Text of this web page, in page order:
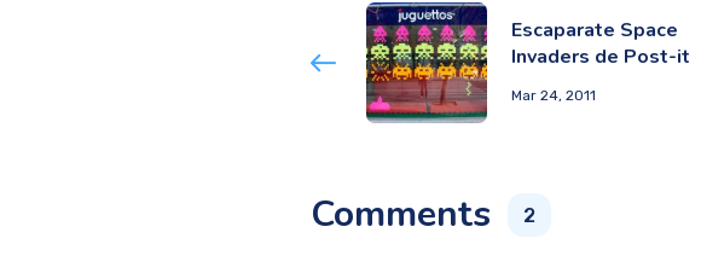
Escaparate Space
Invaders de Post-it
Mar 24, 2011
Comments 2